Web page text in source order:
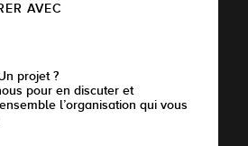
AVEC
projet ?
pour en discuter et
l’organisation qui vous